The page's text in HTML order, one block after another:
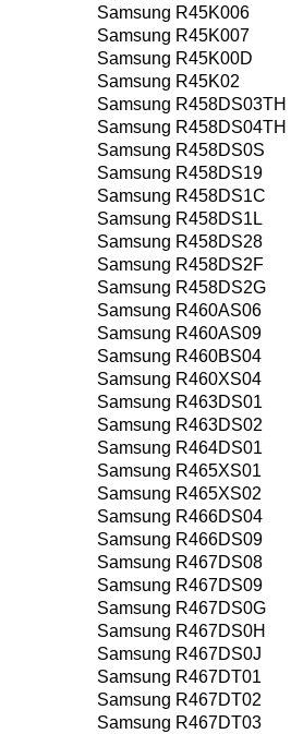
Samsung R45K006
Samsung R45K007
Samsung R45K00D
Samsung R45K02
Samsung R458DS03TH
Samsung R458DS04TH
Samsung R458DS0S
Samsung R458DS19
Samsung R458DS1C
Samsung R458DS1L
Samsung R458DS28
Samsung R458DS2F
Samsung R458DS2G
Samsung R460AS06
Samsung R460AS09
Samsung R460BS04
Samsung R460XS04
Samsung R463DS01
Samsung R463DS02
Samsung R464DS01
Samsung R465XS01
Samsung R465XS02
Samsung R466DS04
Samsung R466DS09
Samsung R467DS08
Samsung R467DS09
Samsung R467DS0G
Samsung R467DS0H
Samsung R467DS0J
Samsung R467DT01
Samsung R467DT02
Samsung R467DT03